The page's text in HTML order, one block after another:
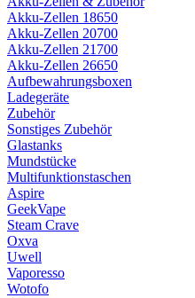
Akku-Zellen 18650
Akku-Zellen 20700
Akku-Zellen 21700
Akku-Zellen 26650
Aufbewahrungsboxen
Ladegeräte
Zubehör
Sonstiges Zubehör
Glastanks
Mundstücke
Multifunktionstaschen
Aspire
GeekVape
Steam Crave
Oxva
Uwell
Vaporesso
Wotofo